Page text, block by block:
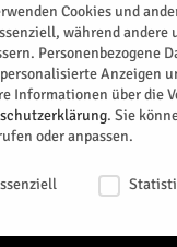
SPEZIAL E-
Corona-Infektion
Cookies und
während andere
Personenbezogene
Anzeigen
Informationen über die
. Sie
oder anpassen.